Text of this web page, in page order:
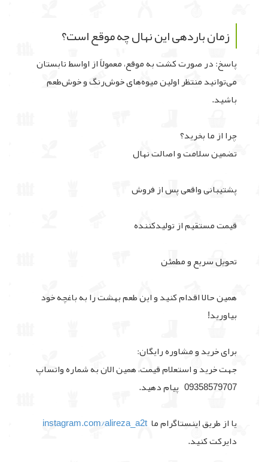
زمان باردهی این نهال چه موقع است؟
پاسخ: در صورت کشت به موقع، معمولاً از اواسط تابستان
می‌توانید منتظر اولین میوه‌های خوش‌رنگ و خوش‌طعم
باشید.
چرا از ما بخرید؟
تضمین سلامت و اصالت نهال
پشتیبانی واقعی پس از فروش
قیمت مستقیم از تولیدکننده
تحویل سریع و مطمئن
همین حالا اقدام کنید و این طعم بهشت را به باغچه خود
بیاورید!
برای خرید و مشاوره رایگان:
جهت خرید و استعلام قیمت، همین الان به شماره واتساپ
09358579707 پیام دهید.
یا از طریق اینستاگرام ما instagram.com/alireza_a2t
دایرکت کنید.